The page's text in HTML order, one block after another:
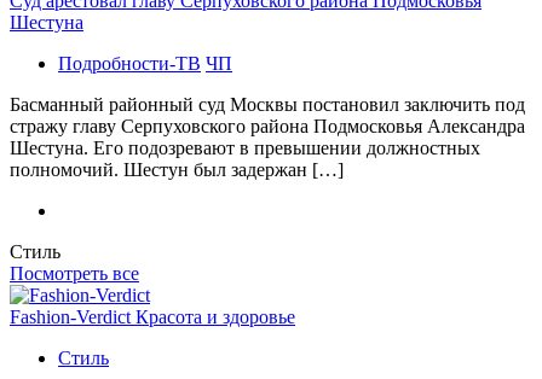
Шестуна
Подробности-ТВ ЧП
Басманный районный суд Москвы постановил заключить под
стражу главу Серпуховского района Подмосковья Александра
Шестуна. Его подозревают в превышении должностных
полномочий. Шестун был задержан […]
Стиль
Посмотреть все
Fashion-Verdict Красота и здоровье
Стиль